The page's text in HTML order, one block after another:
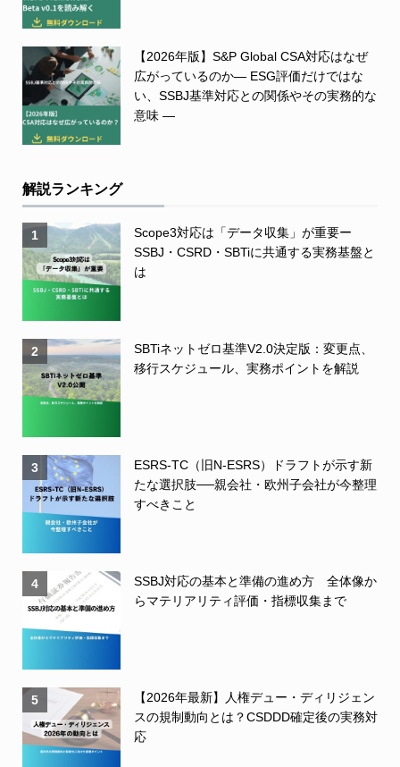
【2026年版】S&P Global CSA対応はなぜ
広がっているのか― ESG評価だけではな
い、SSBJ基準対応との関係やその実務的な
意味 ―
解説ランキング
1
Scope3対応は「データ収集」が重要ー
SSBJ・CSRD・SBTiに共通する実務基盤と
は
2
SBTiネットゼロ基準V2.0決定版：変更点、
移行スケジュール、実務ポイントを解説
3
ESRS-TC（旧N-ESRS）ドラフトが示す新
たな選択肢──親会社・欧州子会社が今整理
すべきこと
4
SSBJ対応の基本と準備の進め方 全体像か
らマテリアリティ評価・指標収集まで
5
【2026年最新】人権デュー・ディリジェン
スの規制動向とは？CSDDD確定後の実務対
応